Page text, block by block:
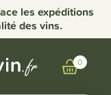
les expéditions
des vins.
0